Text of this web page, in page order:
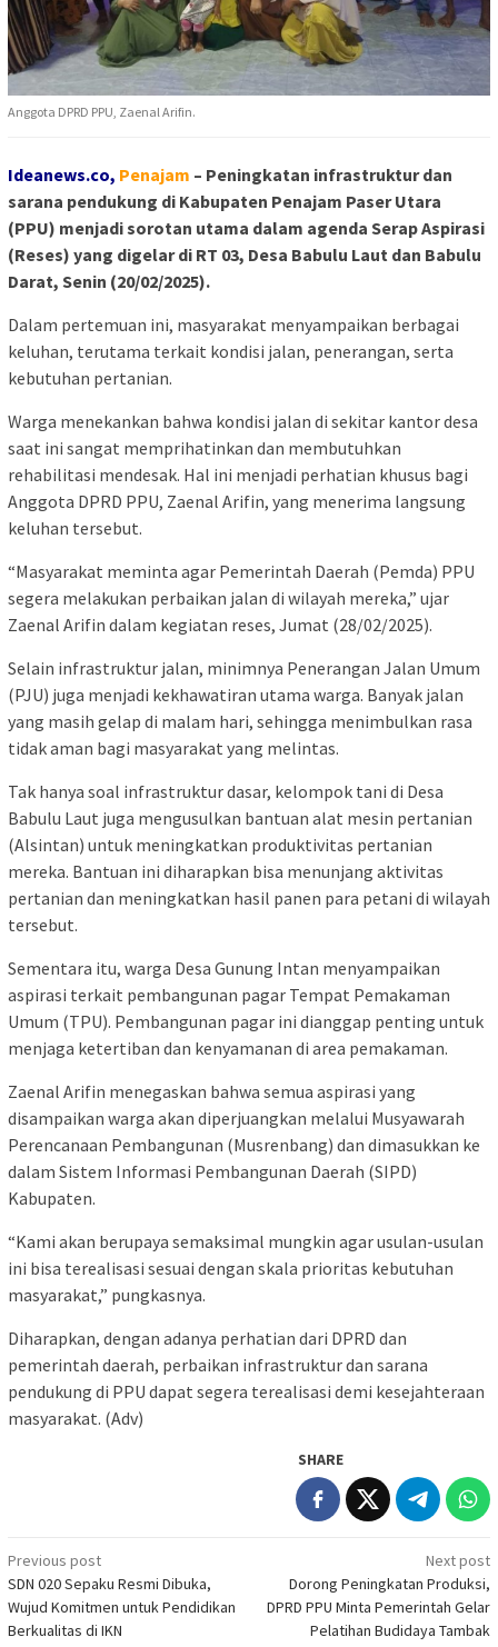
Anggota DPRD PPU, Zaenal Arifin.
Ideanews.co, Penajam – Peningkatan infrastruktur dan
sarana pendukung di Kabupaten Penajam Paser Utara
(PPU) menjadi sorotan utama dalam agenda Serap Aspirasi
(Reses) yang digelar di RT 03, Desa Babulu Laut dan Babulu
Darat, Senin (20/02/2025).
Dalam pertemuan ini, masyarakat menyampaikan berbagai
keluhan, terutama terkait kondisi jalan, penerangan, serta
kebutuhan pertanian.
Warga menekankan bahwa kondisi jalan di sekitar kantor desa
saat ini sangat memprihatinkan dan membutuhkan
rehabilitasi mendesak. Hal ini menjadi perhatian khusus bagi
Anggota DPRD PPU, Zaenal Arifin, yang menerima langsung
keluhan tersebut.
“Masyarakat meminta agar Pemerintah Daerah (Pemda) PPU
segera melakukan perbaikan jalan di wilayah mereka,” ujar
Zaenal Arifin dalam kegiatan reses, Jumat (28/02/2025).
Selain infrastruktur jalan, minimnya Penerangan Jalan Umum
(PJU) juga menjadi kekhawatiran utama warga. Banyak jalan
yang masih gelap di malam hari, sehingga menimbulkan rasa
tidak aman bagi masyarakat yang melintas.
Tak hanya soal infrastruktur dasar, kelompok tani di Desa
Babulu Laut juga mengusulkan bantuan alat mesin pertanian
(Alsintan) untuk meningkatkan produktivitas pertanian
mereka. Bantuan ini diharapkan bisa menunjang aktivitas
pertanian dan meningkatkan hasil panen para petani di wilayah
tersebut.
Sementara itu, warga Desa Gunung Intan menyampaikan
aspirasi terkait pembangunan pagar Tempat Pemakaman
Umum (TPU). Pembangunan pagar ini dianggap penting untuk
menjaga ketertiban dan kenyamanan di area pemakaman.
Zaenal Arifin menegaskan bahwa semua aspirasi yang
disampaikan warga akan diperjuangkan melalui Musyawarah
Perencanaan Pembangunan (Musrenbang) dan dimasukkan ke
dalam Sistem Informasi Pembangunan Daerah (SIPD)
Kabupaten.
“Kami akan berupaya semaksimal mungkin agar usulan-usulan
ini bisa terealisasi sesuai dengan skala prioritas kebutuhan
masyarakat,” pungkasnya.
Diharapkan, dengan adanya perhatian dari DPRD dan
pemerintah daerah, perbaikan infrastruktur dan sarana
pendukung di PPU dapat segera terealisasi demi kesejahteraan
masyarakat. (Adv)
SHARE
Post
navigation
Previous post
SDN 020 Sepaku Resmi Dibuka,
Wujud Komitmen untuk Pendidikan
Berkualitas di IKN
Next post
Dorong Peningkatan Produksi,
DPRD PPU Minta Pemerintah Gelar
Pelatihan Budidaya Tambak